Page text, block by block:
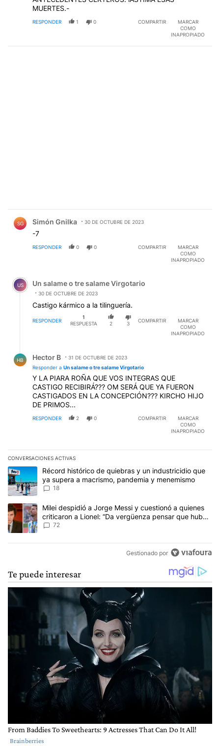
MUERTES.-
RESPONDER 1 0 COMPARTIR
MARCAR
COMO
INAPROPIADO
SG Simón Gnilka 30 DE OCTUBRE DE 2023
-7
RESPONDER 0 0 COMPARTIR
MARCAR
COMO
INAPROPIADO
Comentario de Un salame o tre salame Virgotario.
US Un salame o tre salame Virgotario
30 DE OCTUBRE DE 2023
Castigo kármico a la tilinguería.
RESPONDER
1
RESPUESTA
2 3
COMPARTIR
MARCAR
COMO
INAPROPIADO
HB Hector B
31 DE OCTUBRE DE 2023
Responder a Un salame o tre salame Virgotario
Y LA PIARA ROÑA QUE VOS INTEGRAS QUE
CASTIGO RECIBIRÁ??? OM SERÁ QUE YA FUERON
CASTIGADOS EN LA CONCEPCIÓN??? KIRCHO HIJO
DE PRIMOS...
RESPONDER 2 0 COMPARTIR
MARCAR
COMO
INAPROPIADO
CONVERSACIONES ACTIVAS
Este listado muestra los artículos con más comentarios en los
Un artículo de tendencia con el título "Récord histórico de
Récord histórico de quiebras y un industricidio que
ya supera a macrismo, pandemia y menemismo
18
Un artículo de tendencia con el título "Milei despidió a Jorge
Milei despidió a Jorge Messi y cuestionó a quienes
criticaron a Lionel: “Da vergüenza pensar que hubo
anti-Messi”
72
Gestionado por